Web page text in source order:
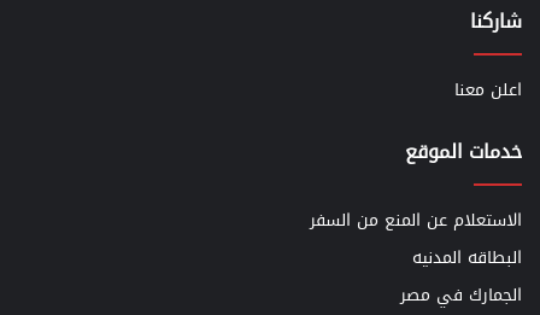
شاركنا
اعلن معنا
خدمات الموقع
الاستعلام عن المنع من السفر
البطاقه المدنيه
الجمارك في مصر